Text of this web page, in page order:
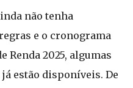
não tenha
e o cronograma
Renda 2025, algumas
estão disponíveis. De